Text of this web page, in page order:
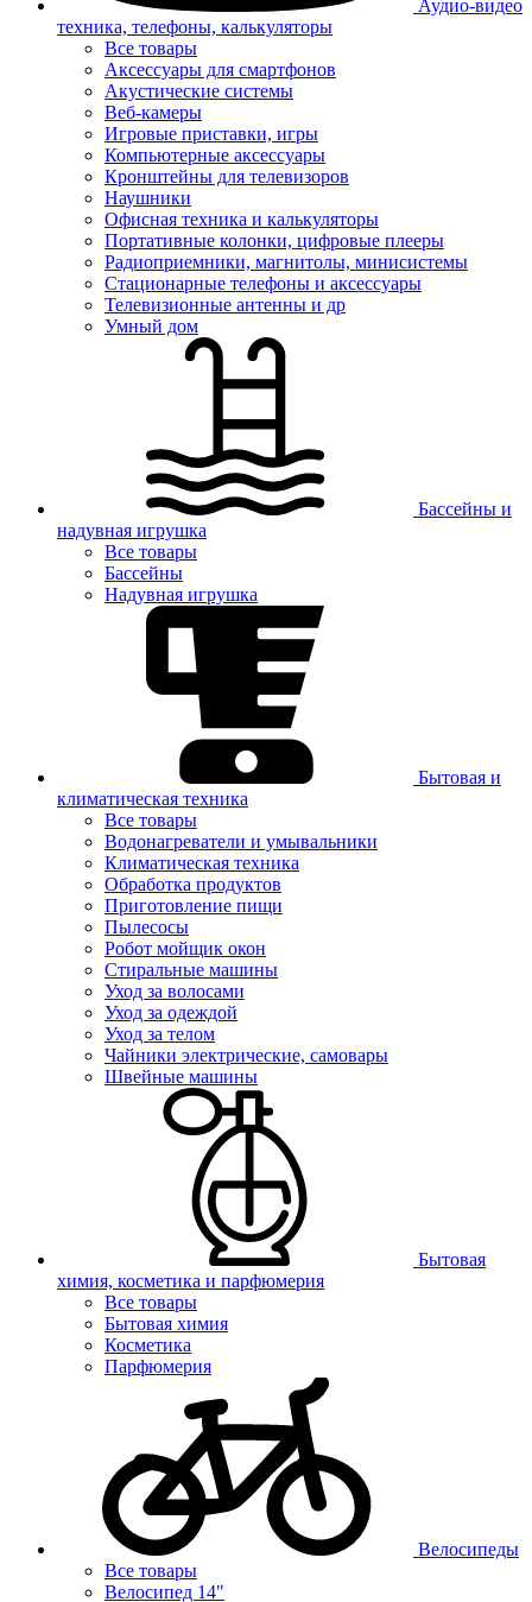
Аудио-видео
техника, телефоны, калькуляторы
Все товары
Аксессуары для смартфонов
Акустические системы
Веб-камеры
Игровые приставки, игры
Компьютерные аксессуары
Кронштейны для телевизоров
Наушники
Офисная техника и калькуляторы
Портативные колонки, цифровые плееры
Радиоприемники, магнитолы, минисистемы
Стационарные телефоны и аксессуары
Телевизионные антенны и др
Умный дом
Бассейны и
надувная игрушка
Все товары
Бассейны
Надувная игрушка
Бытовая и
климатическая техника
Все товары
Водонагреватели и умывальники
Климатическая техника
Обработка продуктов
Приготовление пищи
Пылесосы
Робот мойщик окон
Стиральные машины
Уход за волосами
Уход за одеждой
Уход за телом
Чайники электрические, самовары
Швейные машины
Бытовая
химия, косметика и парфюмерия
Все товары
Бытовая химия
Косметика
Парфюмерия
Велосипеды
Все товары
Велосипед 14"